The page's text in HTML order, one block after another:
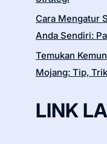
Cara Mengatur
Anda Sendiri:
Temukan
Mojang: Tip,
LINK